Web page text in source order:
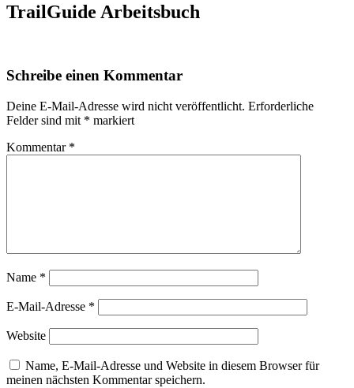
TrailGuide Arbeitsbuch
Schreibe einen Kommentar
Deine E-Mail-Adresse wird nicht veröffentlicht. Erforderliche
Felder sind mit * markiert
Kommentar *
Name *
E-Mail-Adresse *
Website
Name, E-Mail-Adresse und Website in diesem Browser für
meinen nächsten Kommentar speichern.